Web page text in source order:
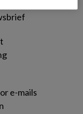
e-mails